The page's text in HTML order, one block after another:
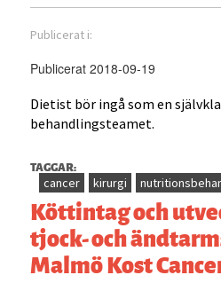
Publicerat i:
Publicerat 2018-09-19
Dietist bör ingå som en
behandlingsteamet.
TAGGAR:
cancer kirurgi
Köttintag och
tjock- och
Malmö Kost